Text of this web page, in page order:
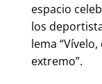
espacio
los
lema
extremo”.